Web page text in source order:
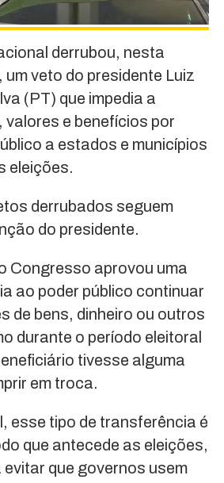
derrubou, nesta
veto do presidente Luiz
(PT) que impedia a
valores e benefícios por
a estados e municípios
eleições.
derrubados seguem
do presidente.
Congresso aprovou uma
ao poder público continuar
de bens, dinheiro ou outros
durante o período eleitoral
tivesse alguma
em troca.
esse tipo de transferência é
que antecede as eleições,
que governos usem